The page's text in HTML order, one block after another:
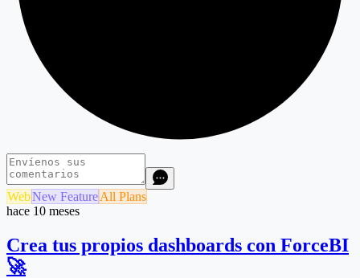
WebNew FeatureAll Plans
hace 10 meses
Crea tus propios dashboards con ForceBI
🚀